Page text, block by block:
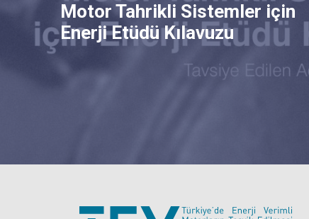
Motor Tahrikli Sistemler için
Enerji Etüdü Kılavuzu